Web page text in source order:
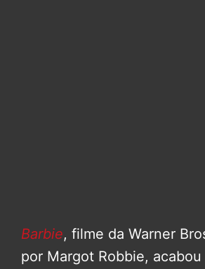
Barbie, filme da Warner
por Margot Robbie,